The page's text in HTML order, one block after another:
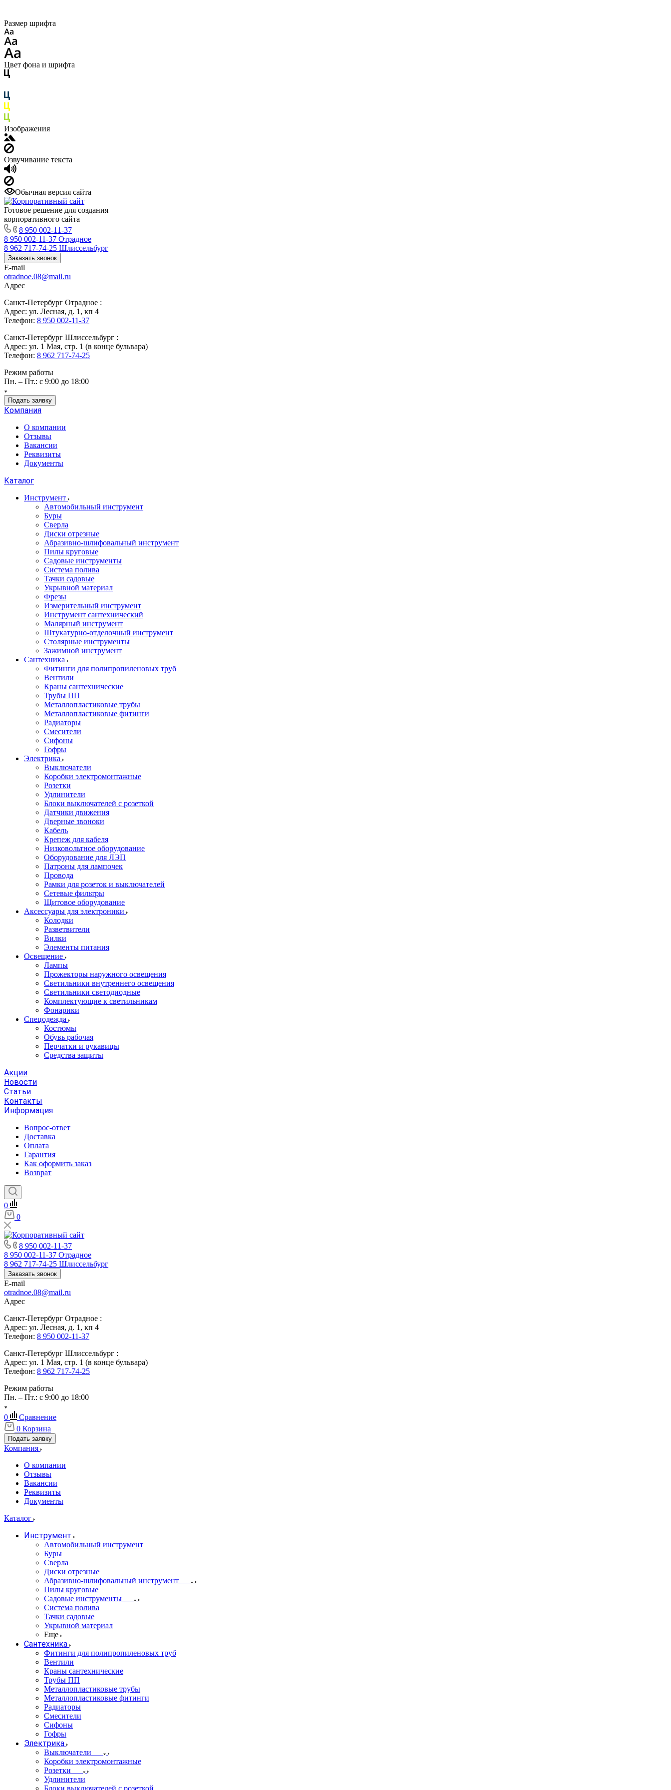
Размер шрифта
Цвет фона и шрифта
Изображения
Озвучивание текста
Обычная версия сайта
Готовое решение для создания
корпоративного сайта
8 950 002-11-37
8 950 002-11-37 Отрадное
8 962 717-74-25 Шлиссельбург
Заказать звонок
E-mail
otradnoe.08@mail.ru
Адрес
Санкт-Петербург Отрадное :
Адрес: ул. Лесная, д. 1, кп 4
Телефон: 8 950 002-11-37
Санкт-Петербург Шлиссельбург :
Адрес: ул. 1 Мая, стр. 1 (в конце бульвара)
Телефон: 8 962 717-74-25
Режим работы
Пн. – Пт.: с 9:00 до 18:00
Подать заявку
Компания
О компании
Отзывы
Вакансии
Реквизиты
Документы
Каталог
Инструмент
Автомобильный инструмент
Буры
Сверла
Диски отрезные
Абразивно-шлифовальный инструмент
Пилы круговые
Садовые инструменты
Система полива
Тачки садовые
Укрывной материал
Фрезы
Измерительный инструмент
Инструмент сантехнический
Малярный инструмент
Штукатурно-отделочный инструмент
Cтолярные инструменты
Зажимной инструмент
Сантехника
Фитинги для полипропиленовых труб
Вентили
Краны сантехнические
Трубы ПП
Металлопластиковые трубы
Металлопластиковые фитинги
Радиаторы
Смесители
Сифоны
Гофры
Электрика
Выключатели
Коробки электромонтажные
Розетки
Удлинители
Блоки выключателей с розеткой
Датчики движения
Дверные звоноки
Кабель
Крепеж для кабеля
Низковольтное оборудование
Оборудование для ЛЭП
Патроны для лампочек
Провода
Рамки для розеток и выключателей
Сетевые фильтры
Щитовое оборудование
Аксессуары для электроники
Колодки
Разветвители
Вилки
Элементы питания
Освещение
Лампы
Прожекторы наружного освещения
Светильники внутреннего освещения
Светильники светодиодные
Комплектующие к светильникам
Фонарики
Спецодежда
Костюмы
Обувь рабочая
Перчатки и рукавицы
Средства защиты
Акции
Новости
Статьи
Контакты
Информация
Вопрос-ответ
Доставка
Оплата
Гарантия
Как оформить заказ
Возврат
0
0
8 950 002-11-37
8 950 002-11-37 Отрадное
8 962 717-74-25 Шлиссельбург
Заказать звонок
E-mail
otradnoe.08@mail.ru
Адрес
Санкт-Петербург Отрадное :
Адрес: ул. Лесная, д. 1, кп 4
Телефон: 8 950 002-11-37
Санкт-Петербург Шлиссельбург :
Адрес: ул. 1 Мая, стр. 1 (в конце бульвара)
Телефон: 8 962 717-74-25
Режим работы
Пн. – Пт.: с 9:00 до 18:00
0
Сравнение
0 Корзина
Подать заявку
Компания
О компании
Отзывы
Вакансии
Реквизиты
Документы
Каталог
Инструмент
Автомобильный инструмент
Буры
Сверла
Диски отрезные
Абразивно-шлифовальный инструмент
Пилы круговые
Садовые инструменты
Система полива
Тачки садовые
Укрывной материал
Еще
Сантехника
Фитинги для полипропиленовых труб
Вентили
Краны сантехнические
Трубы ПП
Металлопластиковые трубы
Металлопластиковые фитинги
Радиаторы
Смесители
Сифоны
Гофры
Электрика
Выключатели
Коробки электромонтажные
Розетки
Удлинители
Блоки выключателей с розеткой